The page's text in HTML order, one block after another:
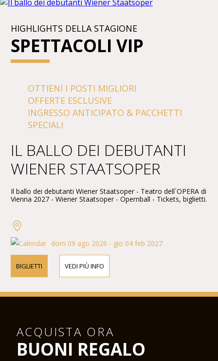
HIGHLIGHTS DELLA STAGIONE
SPETTACOLI VIP
OTTIENI I POSTI MIGLIORI
OFFERTE ESCLUSIVE
INGRESSO ANTICIPATO & PACCHETTI
SPECIALI
IL BALLO DEI DEBUTANTI
WIENER STAATSOPER
Il ballo dei debutanti Wiener Staatsoper - Teatro dell´OPERA di
Vienna 2027 - Wiener Staatsoper - Opernball - Tickets, biglietti.
dom 09 ago 2026 - gio 04 feb 2027
BIGLIETTI VEDI PIÙ INFO
ACQUISTA ORA
BUONI REGALO